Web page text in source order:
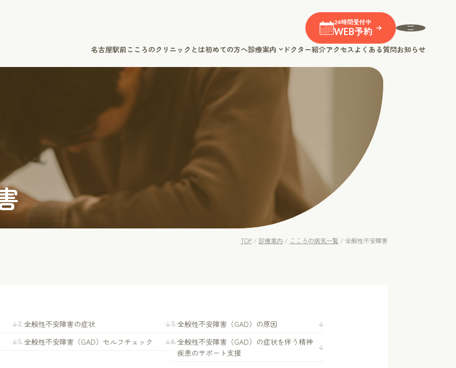
24時間受付中
WEB予約
名古屋駅前こころのクリニックとは初めての方へ診療案内 ドクター紹介アクセスよくある質問お知らせ
TOP/ 診療案内 / こころの病気一覧/ 全般性不安障害
全般性不安障害の症状
全般性不安障害（GAD）の原因
全般性不安障害（GAD）セルフチェック
全般性不安障害（GAD）の症状を伴う精神
疾患のサポート支援